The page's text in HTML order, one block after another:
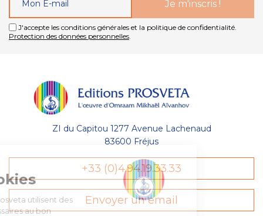
des Cookies
Les Éditions Prosveta utilisent des
cookies nécessaires au bon
J'accepte les conditions générales et la politique de confidentialité.
Protection des données personnelles.
ZI du Capitou 1277 Avenue Lachenaud
83600 Fréjus
+33 (0)4.94.19.33.33
Envoyer un email